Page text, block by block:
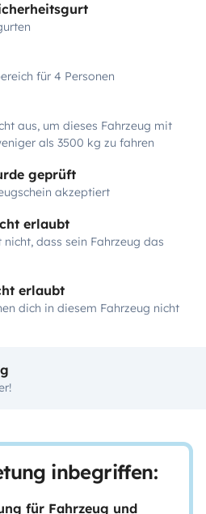
für 4 Personen
aus, um dieses Fahrzeug mit
als 3500 kg zu fahren
geprüft
akzeptiert
erlaubt
dass sein Fahrzeug das
erlaubt
dich in diesem Fahrzeug nicht
inbegriffen:
für Fahrzeug und